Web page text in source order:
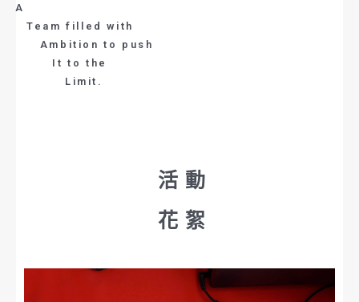
A
Team filled with
Ambition to push
It to the
Limit.
活動
花絮